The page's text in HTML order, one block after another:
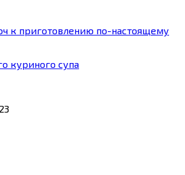
к приготовлению по-настоящему
куриного супа